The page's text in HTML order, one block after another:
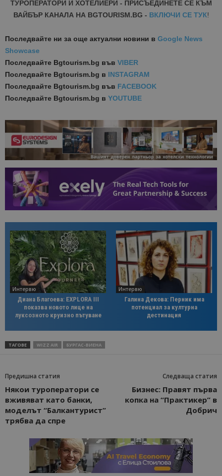
ТУРОПЕРАТОРИ И ХОТЕЛИЕРИ - ПРИСЪЕДИНЕТЕ СЕ КЪМ
ВАЙБЪР КАНАЛА НА BGTOURISM.BG - ВКЛЮЧИ СЕ ТУК!
Последвайте ни за още актуални новини в Google News
Showcase
Последвайте Bgtourism.bg във VIBER
Последвайте Bgtourism.bg в INSTAGRAM
Последвайте Bgtourism.bg във FACEBOOK
Последвайте Bgtourism.bg в YOUTUBE
Интервю
Диана Благоева: EXPLORA III
показва новото лице на
луксозното круизно пътуване
Интервю
Галина Декова: Перник има
потенциал за културна
дестинация
ТАГОВЕ WIZZ AIR БУРГАС-ВИЕНА
Предишна статия
Някои туроператори се
вживяват като банки,
моделът “Балкантурист”
трябва да спре
Следваща статия
Бизнес: Правят първа
копка на “Практикер” в
Добрич